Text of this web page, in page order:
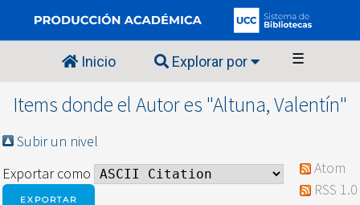
Inicio Explorar por ☰
Items donde el Autor es "Altuna, Valentín"
Subir un nivel
Exportar como
Atom
RSS 1.0